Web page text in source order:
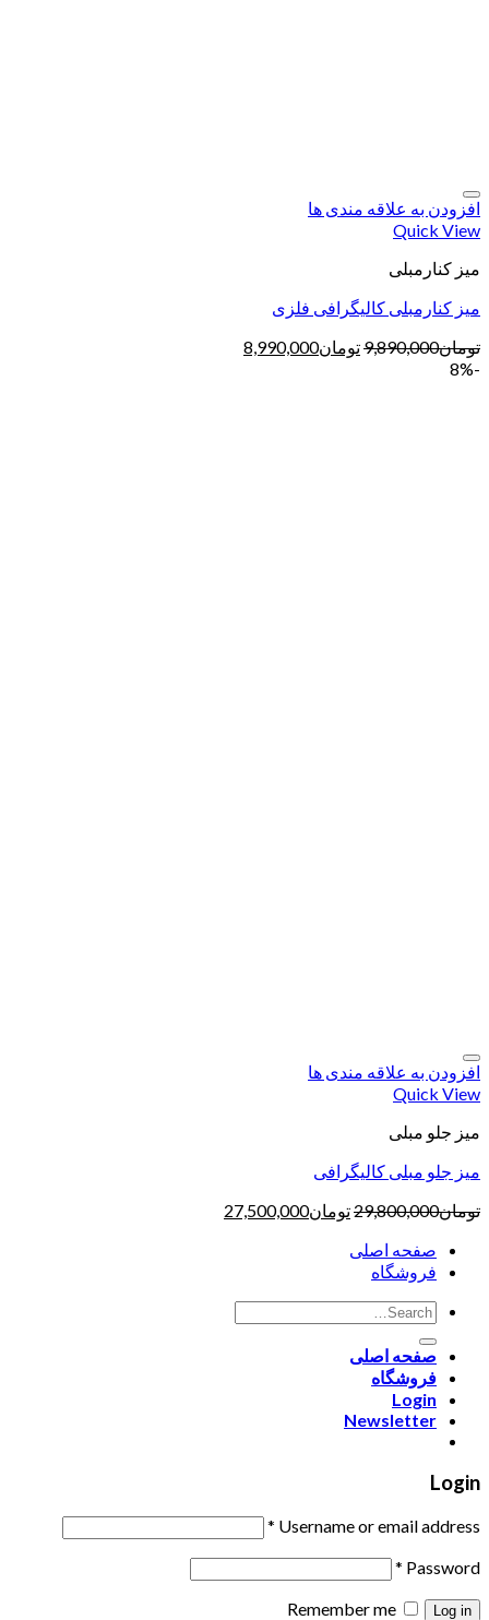
افزودن به علاقه مندی ها
Quick View
میز کنارمبلی
میز کنارمبلی کالیگرافی فلزی
تومان9,890,000تومان8,990,000
-8%
افزودن به علاقه مندی ها
Quick View
میز جلو مبلی
میز جلو مبلی کالیگرافی
تومان29,800,000تومان27,500,000
صفحه اصلی
فروشگاه
صفحه اصلی
فروشگاه
Login
Newsletter
Login
Username or email address
*
Password
*
Log in
Remember me